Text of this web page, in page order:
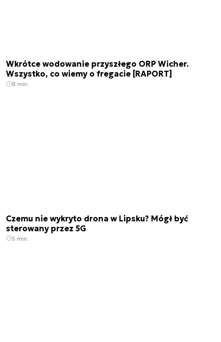
Wkrótce wodowanie przyszłego ORP Wicher.
Wszystko, co wiemy o fregacie [RAPORT]
8 min.
Czemu nie wykryto drona w Lipsku? Mógł być
sterowany przez 5G
5 min.